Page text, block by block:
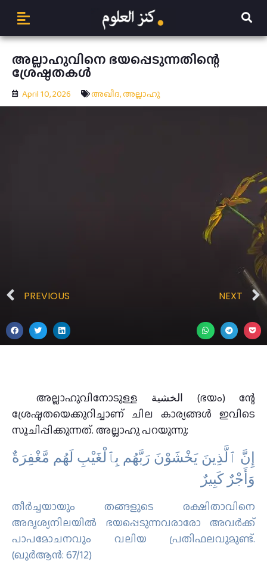
അല്ലാഹുവിനെ ഭയപ്പെടുന്നതിന്റെ
ശ്രേഷ്ഠതകൾ
April 10, 2026 അഖീദ,അല്ലാഹു
PREVIOUS NEXT
അല്ലാഹുവിനോടുള്ള الخشية (ഭയം) ന്റേ
ശ്രേഷ്ഠതയെക്കുറിച്ചാണ് ചില കാര്യങ്ങൾ ഇവിടെ
സൂചിപ്പിക്കുന്നത്. അല്ലാഹു പറയുന്നു:
إِنَّ ٱلَّذِينَ يَخْشَوْنَ رَبَّهُم بِٱلْغَيْبِ لَهُم مَّغْفِرَةٌ
وَأَجْرٌ كَبِيرٌ ‎
തീര്‍ച്ചയായും തങ്ങളുടെ രക്ഷിതാവിനെ
അദൃശ്യനിലയില്‍ ഭയപ്പെടുന്നവരാരോ അവര്‍ക്ക്
പാപമോചനവും വലിയ പ്രതിഫലവുമുണ്ട്‌.
(ഖുർആൻ: 67/12)